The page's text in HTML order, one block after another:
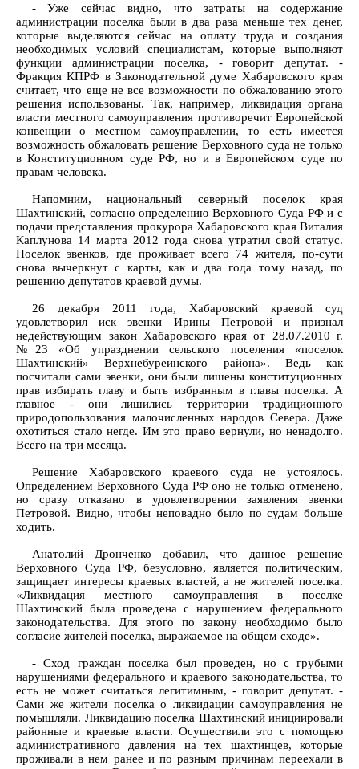
- Уже сейчас видно, что затраты на содержание
администрации поселка были в два раза меньше тех денег,
которые выделяются сейчас на оплату труда и создания
необходимых условий специалистам, которые выполняют
функции администрации поселка, - говорит депутат. -
Фракция КПРФ в Законодательной думе Хабаровского края
считает, что еще не все возможности по обжалованию этого
решения использованы. Так, например, ликвидация органа
власти местного самоуправления противоречит Европейской
конвенции о местном самоуправлении, то есть имеется
возможность обжаловать решение Верховного суда не только
в Конституционном суде РФ, но и в Европейском суде по
правам человека.
Напомним, национальный северный поселок края
Шахтинский, согласно определению Верховного Суда РФ и с
подачи представления прокурора Хабаровского края Виталия
Каплунова 14 марта 2012 года снова утратил свой статус.
Поселок эвенков, где проживает всего 74 жителя, по-сути
снова вычеркнут с карты, как и два года тому назад, по
решению депутатов краевой думы.
26 декабря 2011 года, Хабаровский краевой суд
удовлетворил иск эвенки Ирины Петровой и признал
недействующим закон Хабаровского края от 28.07.2010 г.
№23 «Об упразднении сельского поселения «поселок
Шахтинский» Верхнебуреинского района». Ведь как
посчитали сами эвенки, они были лишены конституционных
прав избирать главу и быть избранным в главы поселка. А
главное - они лишились территории традиционного
природопользования малочисленных народов Севера. Даже
охотиться стало негде. Им это право вернули, но ненадолго.
Всего на три месяца.
Решение Хабаровского краевого суда не устоялось.
Определением Верховного Суда РФ оно не только отменено,
но сразу отказано в удовлетворении заявления эвенки
Петровой. Видно, чтобы неповадно было по судам больше
ходить.
Анатолий Дронченко добавил, что данное решение
Верховного Суда РФ, безусловно, является политическим,
защищает интересы краевых властей, а не жителей поселка.
«Ликвидация местного самоуправления в поселке
Шахтинский была проведена с нарушением федерального
законодательства. Для этого по закону необходимо было
согласие жителей поселка, выражаемое на общем сходе».
- Сход граждан поселка был проведен, но с грубыми
нарушениями федерального и краевого законодательства, то
есть не может считаться легитимным, - говорит депутат. -
Сами же жители поселка о ликвидации самоуправления не
помышляли. Ликвидацию поселка Шахтинский инициировали
районные и краевые власти. Осуществили это с помощью
административного давления на тех шахтинцев, которые
проживали в нем ранее и по разным причинам переехали в